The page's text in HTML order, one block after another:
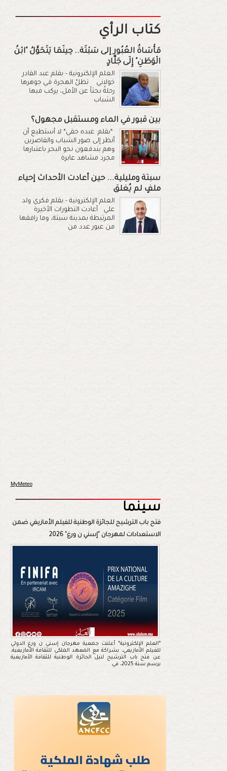
كتاب الرأي
مَأْسَاةُ العُبُورِ إلى سَبْتَة.. حِينَمَا يَتَحَوَّلُ "ابْنُ
الْوَطَنِ" إِلَى جَلَّادٍ
العلم الإلكترونية - بقلم عبد القادر
خولاني تظلّ الهجرة في جوهرها
رحلةً بحثاً عن الأمل، يركب فيها
الشباب
بين قبور في الماء ومستقبل مجهول؟
*بقلم: عبده حقي* لا أستطيع أن
أنظر إلى صور الشباب والقاصرين
وهم يندفعون نحو البحر باعتبارها
مجرد مشاهد عابرة
سبتة ومليلية... حين أعادت الأحداث إحياء
ملفٍ لم يُغلق
العلم الإلكترونية - بقلم فكري ولد
علي أعادت التطورات الأخيرة
المرتبطة بمدينة سبتة، وما رافقها
من عبور عدد من
MyMeteo
سينما
فتح باب الترشيح للجائزة الوطنية للفيلم الأمازيغي ضمن
الاستعدادات لمهرجان "إسني ن ورغ" 2026
*العلم الإلكترونية* أعلنت جمعية مهرجان إسني ن ورغ الدولي
للفيلم الأمازيغي، بشراكة مع المعهد الملكي للثقافة الأمازيغية،
عن فتح باب الترشيح لنيل الجائزة الوطنية للثقافة الأمازيغية
برسم سنة 2025، في